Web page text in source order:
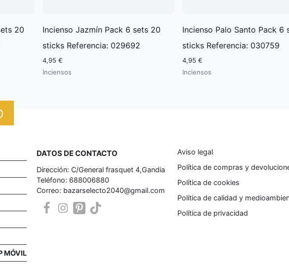
20
Incienso Jazmín Pack 6 sets 20
sticks Referencia: 029692
4,95 €
Inciensos
Incienso Palo Santo Pack 6
sticks Referencia: 030759
4,95 €
Inciensos
MÓVIL
DATOS DE CONTACTO
Dirección: C/General frasquet 4,Gandia
Teléfono: 688006880
Correo: bazarselecto2040@gmail.com
Aviso legal
Política de compras y
Política de cookies
Política de calidad y
Política de privacidad